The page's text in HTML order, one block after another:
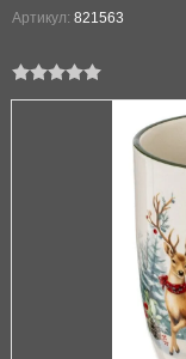
Артикул: 821563